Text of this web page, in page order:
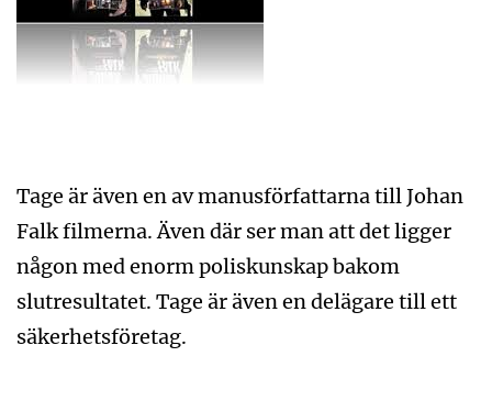
Tage är även en av manusförfattarna till Johan
Falk filmerna. Även där ser man att det ligger
någon med enorm poliskunskap bakom
slutresultatet. Tage är även en delägare till ett
säkerhetsföretag.